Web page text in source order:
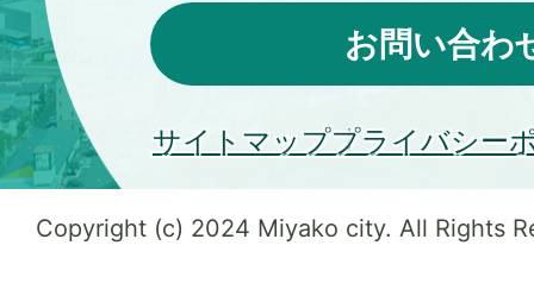
お問い合わ
サイトマッププライバシー
Copyright (c) 2024 Miyako city. All Rights